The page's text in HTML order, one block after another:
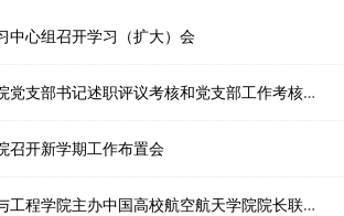
中心组召开学习（扩大）会
部书记述职评议考核和党支部工作考核评定会顺利举行
召开新学期工作布置会
学院主办中国高校航空航天学院院长联席会2024年会